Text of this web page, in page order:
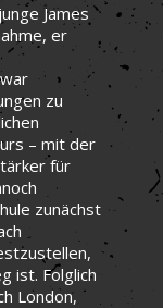
James
er
zu
– mit der
für
zunächst
ist. Folglich
London,